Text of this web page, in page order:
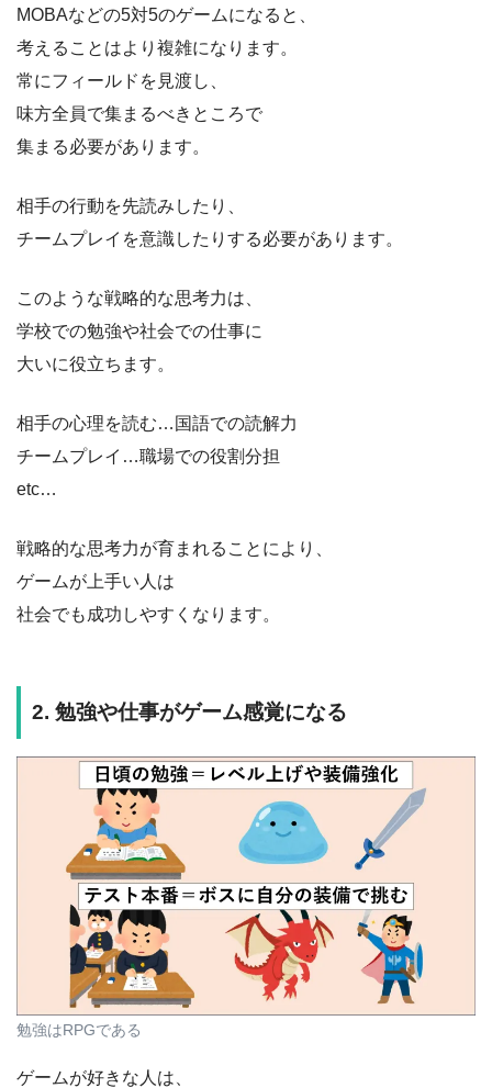
MOBAなどの5対5のゲームになると、
考えることはより複雑になります。
常にフィールドを見渡し、
味方全員で集まるべきところで
集まる必要があります。
相手の行動を先読みしたり、
チームプレイを意識したりする必要があります。
このような戦略的な思考力は、
学校での勉強や社会での仕事に
大いに役立ちます。
相手の心理を読む…国語での読解力
チームプレイ…職場での役割分担
etc…
戦略的な思考力が育まれることにより、
ゲームが上手い人は
社会でも成功しやすくなります。
2. 勉強や仕事がゲーム感覚になる
勉強はRPGである
ゲームが好きな人は、